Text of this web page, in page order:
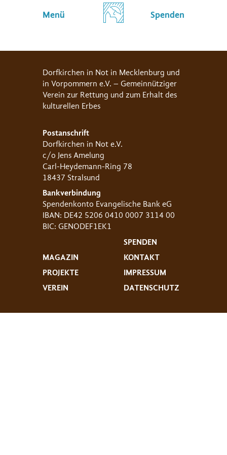
Menü Spenden
Dorfkirchen in Not in Mecklenburg und
in Vorpommern e.V. – Gemeinnütziger
Verein zur Rettung und zum Erhalt des
kulturellen Erbes
Postanschrift
Dorfkirchen in Not e.V.
c/o Jens Amelung
Carl-Heydemann-Ring 78
18437 Stralsund
Bankverbindung
Spendenkonto Evangelische Bank eG
IBAN: DE42 5206 0410 0007 3114 00
BIC: GENODEF1EK1
MAGAZIN
PROJEKTE
VEREIN
SPENDEN
KONTAKT
IMPRESSUM
DATENSCHUTZ